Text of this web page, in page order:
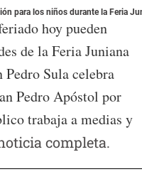
para los niños durante la Feria
hoy pueden
de la Feria Juniana
Pedro Sula celebra
Pedro Apóstol por
trabaja a medias y
completa.